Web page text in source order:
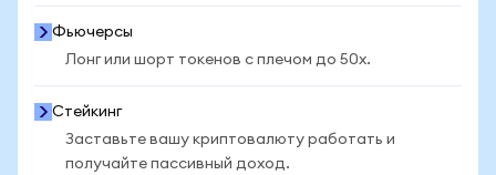
Фьючерсы
Лонг или шорт токенов с плечом до 50x.
Стейкинг
Заставьте вашу криптовалюту работать и
получайте пассивный доход.